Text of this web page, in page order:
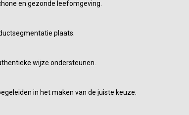
en gezonde leefomgeving.
plaats.
wijze ondersteunen.
in het maken van de juiste keuze.